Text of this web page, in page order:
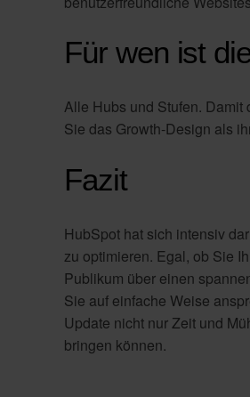
Für wen ist
Alle Hubs und Stufen.
Sie das Growth-Design als
Fazit
HubSpot hat sich intensiv
zu optimieren. Egal, ob Sie
Publikum über einen
Sie auf einfache Weise
Update nicht nur Zeit und
bringen können.